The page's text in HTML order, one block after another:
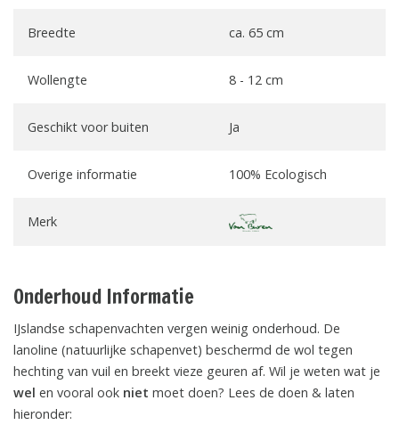
Breedte ca. 65 cm
Wollengte 8 - 12 cm
Geschikt voor buiten Ja
Overige informatie 100% Ecologisch
Merk
Onderhoud Informatie
IJslandse schapenvachten vergen weinig onderhoud. De
lanoline (natuurlijke schapenvet) beschermd de wol tegen
hechting van vuil en breekt vieze geuren af. Wil je weten wat je
wel en vooral ook niet moet doen? Lees de doen & laten
hieronder: